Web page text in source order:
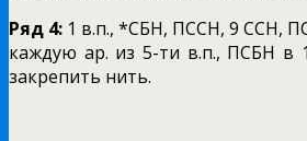
Ряд 4: 1 в.п., *СБН, ПССН, 9 ССН,
каждую ар. из 5-ти в.п., ПСБН в
закрепить нить.